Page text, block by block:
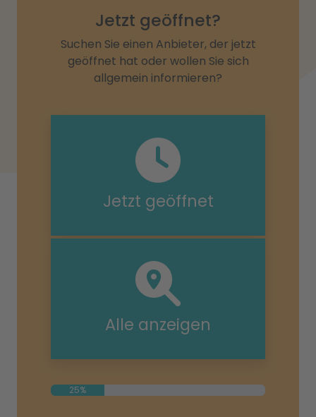
Jetzt geöffnet?
Suchen Sie einen Anbieter, der jetzt
geöffnet hat oder wollen Sie sich
allgemein informieren?
Jetzt geöffnet
Alle anzeigen
25%